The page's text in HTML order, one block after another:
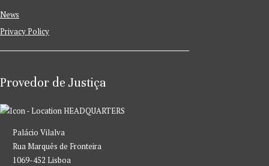
News
Privacy Policy
Provedor de Justiça
HEADQUARTERS
Palácio Vilalva
Rua Marquês de Fronteira
1069-452 Lisboa